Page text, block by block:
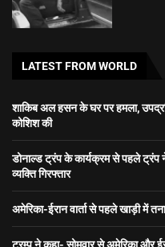
LATEST FROM WORLD
शाकिब अल हसन के घर पर हमला,
कोशिश की
डोनाल्ड ट्रंप के कार्यक्रम से पहले
व्यक्ति गिरफ्तार
अमेरिका-ईरान वार्ता से पहले खाड़ी में
ट्रम्प ने कहा- सोमवार से अमेरिका और